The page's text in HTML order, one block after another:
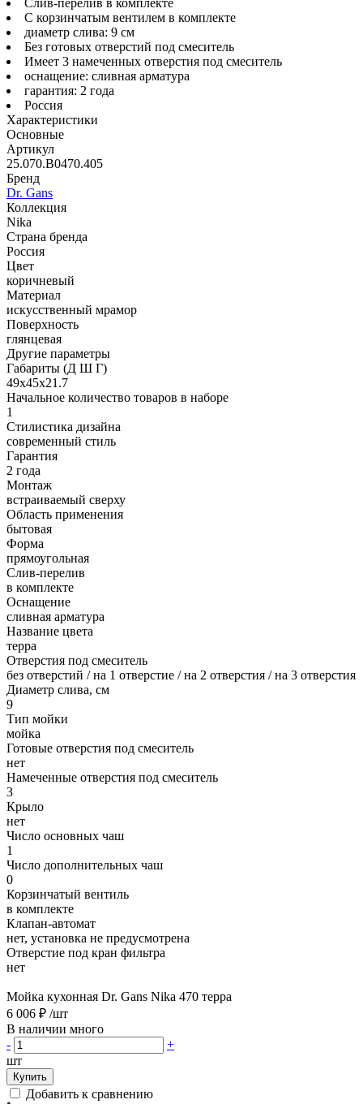
С корзинчатым вентилем в комплекте
диаметр слива: 9 см
Без готовых отверстий под смеситель
Имеет 3 намеченных отверстия под смеситель
оснащение: сливная арматура
гарантия: 2 года
Россия
Характеристики
Основные
Артикул
25.070.B0470.405
Бренд
Dr. Gans
Коллекция
Nika
Страна бренда
Россия
Цвет
коричневый
Материал
искусственный мрамор
Поверхность
глянцевая
Другие параметры
Габариты (Д Ш Г)
49х45х21.7
Начальное количество товаров в наборе
1
Стилистика дизайна
современный стиль
Гарантия
2 года
Монтаж
встраиваемый сверху
Область применения
бытовая
Форма
прямоугольная
Слив-перелив
в комплекте
Оснащение
сливная арматура
Название цвета
терра
Отверстия под смеситель
без отверстий / на 1 отверстие / на 2 отверстия / на 3 отверстия
Диаметр слива, см
9
Тип мойки
мойка
Готовые отверстия под смеситель
нет
Намеченные отверстия под смеситель
3
Крыло
нет
Число основных чаш
1
Число дополнительных чаш
0
Корзинчатый вентиль
в комплекте
Клапан-автомат
нет, установка не предусмотрена
Отверстие под кран фильтра
нет
Мойка кухонная Dr. Gans Nika 470 терра
6 006 ₽ /шт
В наличии много
-
+
шт
Купить
Добавить к сравнению